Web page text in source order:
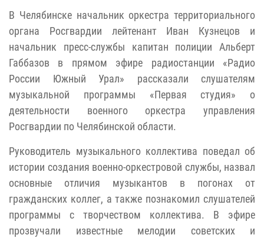
В Челябинске начальник оркестра территориального
органа Росгвардии лейтенант Иван Кузнецов и
начальник пресс-службы капитан полиции Альберт
Габбазов в прямом эфире радиостанции «Радио
России Южный Урал» рассказали слушателям
музыкальной программы «Первая студия» о
деятельности военного оркестра управления
Росгвардии по Челябинской области.
Руководитель музыкального коллектива поведал об
истории создания военно-оркестровой службы, назвал
основные отличия музыкантов в погонах от
гражданских коллег, а также познакомил слушателей
программы с творчеством коллектива. В эфире
прозвучали известные мелодии советских и